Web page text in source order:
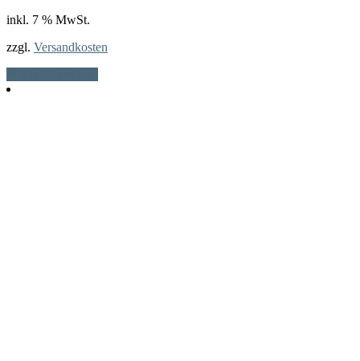
inkl. 7 % MwSt.
zzgl. Versandkosten